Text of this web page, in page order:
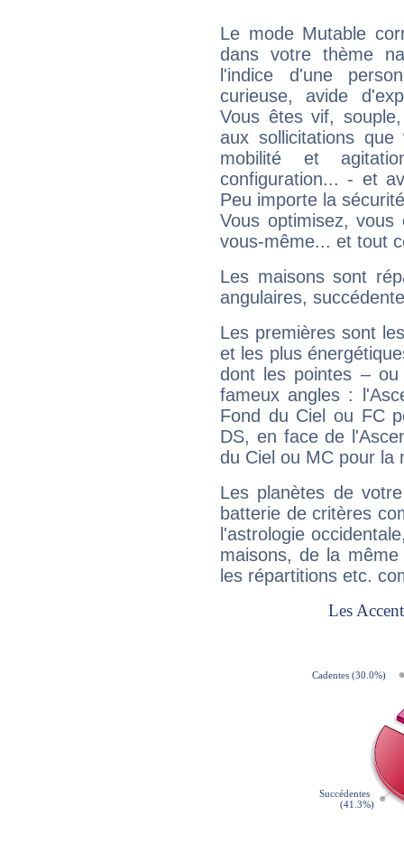
Le mode Mutable
dans votre thème
l'indice d'une
curieuse, avide
Vous êtes vif,
aux sollicitations
mobilité et
configuration... - et
Peu importe la
Vous optimisez, vous
vous-même... et tout
Les maisons sont
angulaires,
Les premières sont
et les plus
dont les pointes –
fameux angles :
Fond du Ciel ou FC
DS, en face de
du Ciel ou MC pour la
Les planètes de
batterie de critères
l'astrologie
maisons, de la
les répartitions etc.